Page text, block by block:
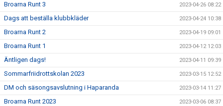
Broarna Runt 3 2023-04-26 08:22
Dags att beställa klubbkläder 2023-04-24 10:38
Broarna Runt 2 2023-04-19 09:01
Broarna Runt 1 2023-04-12 12:03
Äntligen dags! 2023-04-11 09:39
Sommarfriidrottskolan 2023 2023-03-15 12:52
DM och säsongsavslutning i Haparanda 2023-03-14 11:27
Broarna Runt 2023 2023-03-06 08:37